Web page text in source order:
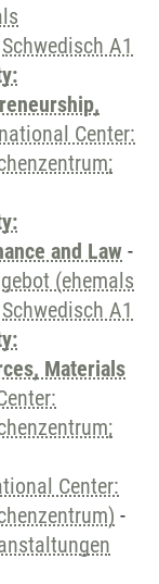
Schwedisch A1
Center:
and Law -
(ehemals
Schwedisch A1
Materials
Center:
-